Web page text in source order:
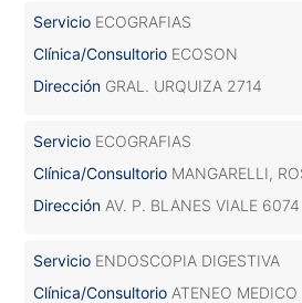
Servicio ECOGRAFIAS
Clínica/Consultorio ECOSON
Dirección GRAL. URQUIZA 2714
Servicio ECOGRAFIAS
Clínica/Consultorio MANGARELLI,
Dirección AV. P. BLANES VIALE 6074
Servicio ENDOSCOPIA DIGESTIVA
Clínica/Consultorio ATENEO MEDICO